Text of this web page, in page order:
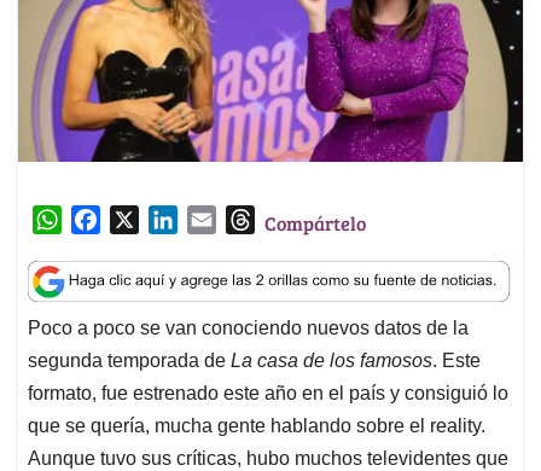
W
a
t
s
A
p
p
c
e
b
o
o
k
n
k
e
d
I
n
a
i
l
T
r
e
a
d
s
Compártelo
Poco a poco se van conociendo nuevos datos de la
segunda temporada de La casa de los famosos. Este
formato, fue estrenado este año en el país y consiguió lo
que se quería, mucha gente hablando sobre el reality.
Aunque tuvo sus críticas, hubo muchos televidentes que